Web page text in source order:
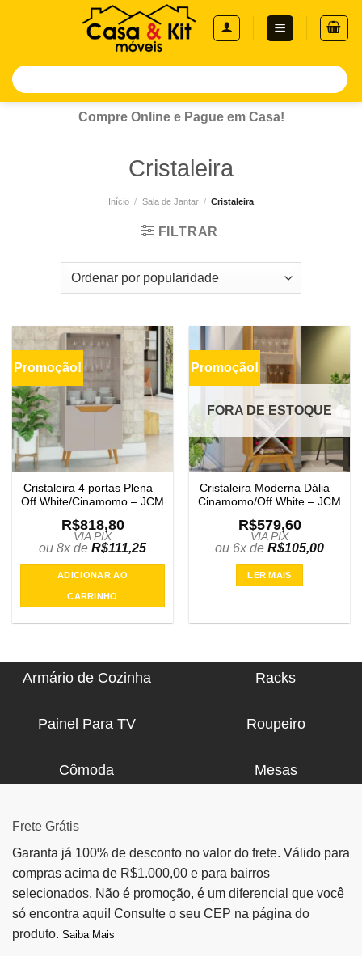
Pesquisar
por:
Compre Online e Pague em Casa!
Cristaleira
Início / Sala de Jantar / Cristaleira
FILTRAR
Promoção!
Cristaleira 4 portas Plena –
Off White/Cinamomo – JCM
R$818,80
VIA PIX
ou 8x de R$111,25
ADICIONAR AO
CARRINHO
Promoção!
FORA DE ESTOQUE
Cristaleira Moderna Dália –
Cinamomo/Off White – JCM
R$579,60
VIA PIX
ou 6x de R$105,00
LER MAIS
Armário de Cozinha Racks
Painel Para TV Roupeiro
Cômoda Mesas
Frete Grátis
Garanta já 100% de desconto no valor do frete. Válido para
compras acima de R$1.000,00 e para bairros
selecionados. Não é promoção, é um diferencial que você
só encontra aqui! Consulte o seu CEP na página do
produto. Saiba Mais